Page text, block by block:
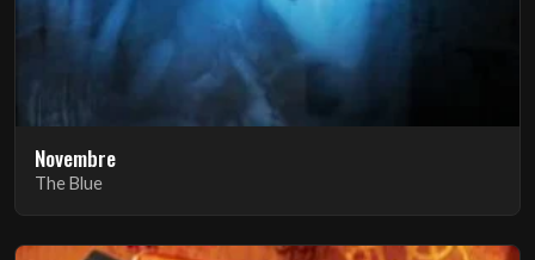
Novembre
The Blue